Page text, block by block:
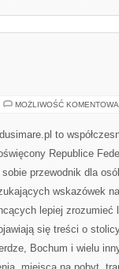
MOŻLIWOŚĆ
to
Republice
sobie przewodnik dla
wskazówek
lepiej zrozumieć
się treści o
Bochum i wielu